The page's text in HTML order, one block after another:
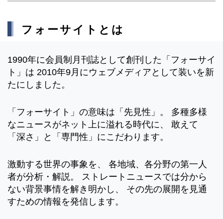
フォーサイトとは
1990年に会員制月刊誌として創刊した「フォーサイ
ト」は 2010年9月にウェブメディアとして装いを新
たにしました。
「フォーサイト」の意味は「先見性」。 多種多様
なニュースがネット上に溢れる時代に、 敢えて
「深さ」と「専門性」にこだわります。
激動する世界の事象を、 各地域、各分野の第一人
者が分析・解説。 ストレートニュースでは分から
ない背景事情を解き明かし、 その先の展開を見通
すための情報を発信します。